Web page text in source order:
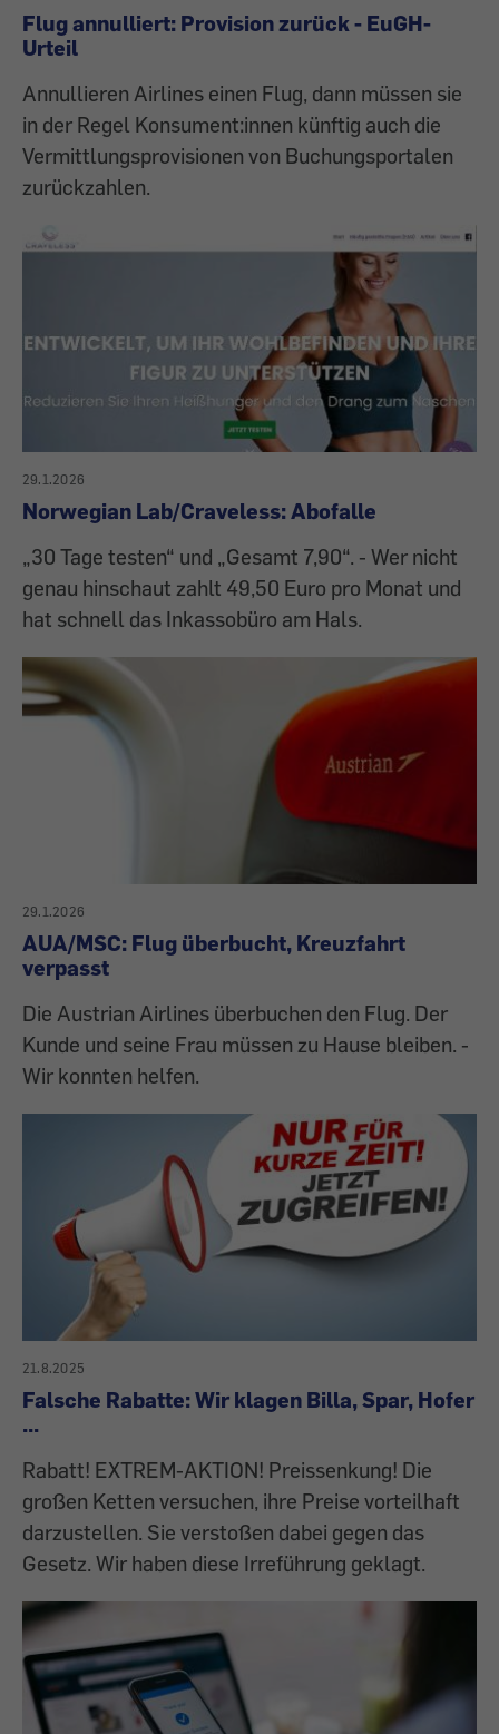
Flug annulliert: Provision zurück - EuGH-
Urteil
Annullieren Airlines einen Flug, dann müssen sie
in der Regel Konsument:innen künftig auch die
Vermittlungsprovisionen von Buchungsportalen
zurückzahlen.
29.1.2026
Norwegian Lab/Craveless: Abofalle
„30 Tage testen“ und „Gesamt 7,90“. - Wer nicht
genau hinschaut zahlt 49,50 Euro pro Monat und
hat schnell das Inkassobüro am Hals.
29.1.2026
AUA/MSC: Flug überbucht, Kreuzfahrt
verpasst
Die Austrian Airlines überbuchen den Flug. Der
Kunde und seine Frau müssen zu Hause bleiben. -
Wir konnten helfen.
21.8.2025
Falsche Rabatte: Wir klagen Billa, Spar, Hofer
...
Rabatt! EXTREM-AKTION! Preissenkung! Die
großen Ketten versuchen, ihre Preise vorteilhaft
darzustellen. Sie verstoßen dabei gegen das
Gesetz. Wir haben diese Irreführung geklagt.